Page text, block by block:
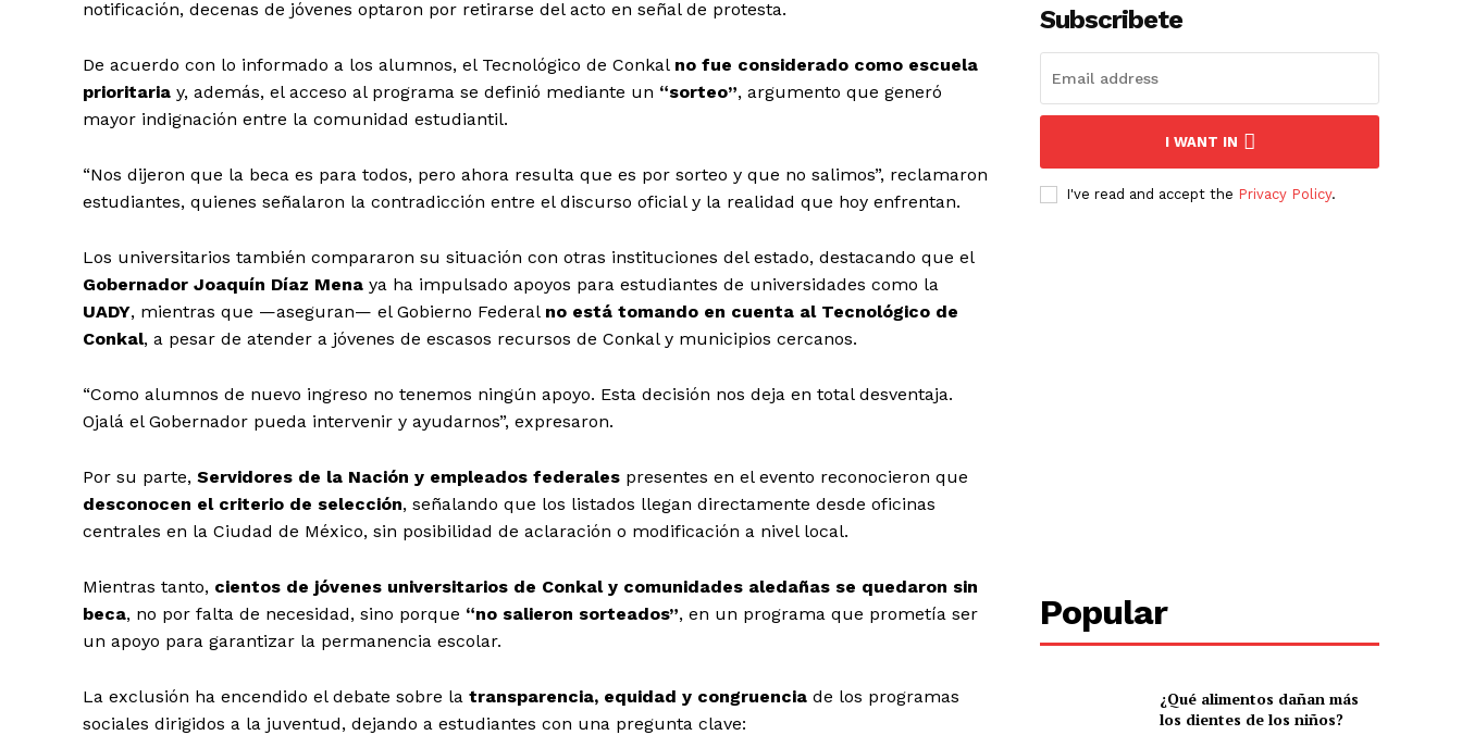
Periodico el Sol de
Yucatán
SUBSCRIBE NOW
Yucatán
Sociedad y Negocios
notificación, decenas de jóvenes optaron por retirarse del acto en señal de protesta.
De acuerdo con lo informado a los alumnos, el Tecnológico de Conkal no fue considerado como escuela
prioritaria y, además, el acceso al programa se definió mediante un “sorteo”, argumento que generó
mayor indignación entre la comunidad estudiantil.
“Nos dijeron que la beca es para todos, pero ahora resulta que es por sorteo y que no salimos”, reclamaron
estudiantes, quienes señalaron la contradicción entre el discurso oficial y la realidad que hoy enfrentan.
Los universitarios también compararon su situación con otras instituciones del estado, destacando que el
Gobernador Joaquín Díaz Mena ya ha impulsado apoyos para estudiantes de universidades como la
UADY, mientras que —aseguran— el Gobierno Federal no está tomando en cuenta al Tecnológico de
Conkal, a pesar de atender a jóvenes de escasos recursos de Conkal y municipios cercanos.
“Como alumnos de nuevo ingreso no tenemos ningún apoyo. Esta decisión nos deja en total desventaja.
Ojalá el Gobernador pueda intervenir y ayudarnos”, expresaron.
Por su parte, Servidores de la Nación y empleados federales presentes en el evento reconocieron que
desconocen el criterio de selección, señalando que los listados llegan directamente desde oficinas
centrales en la Ciudad de México, sin posibilidad de aclaración o modificación a nivel local.
Mientras tanto, cientos de jóvenes universitarios de Conkal y comunidades aledañas se quedaron sin
beca, no por falta de necesidad, sino porque “no salieron sorteados”, en un programa que prometía ser
un apoyo para garantizar la permanencia escolar.
La exclusión ha encendido el debate sobre la transparencia, equidad y congruencia de los programas
sociales dirigidos a la juventud, dejando a estudiantes con una pregunta clave:
Subscribete
I WANT IN
I've read and accept the Privacy Policy.
Popular
¿Qué alimentos dañan más
los dientes de los niños?